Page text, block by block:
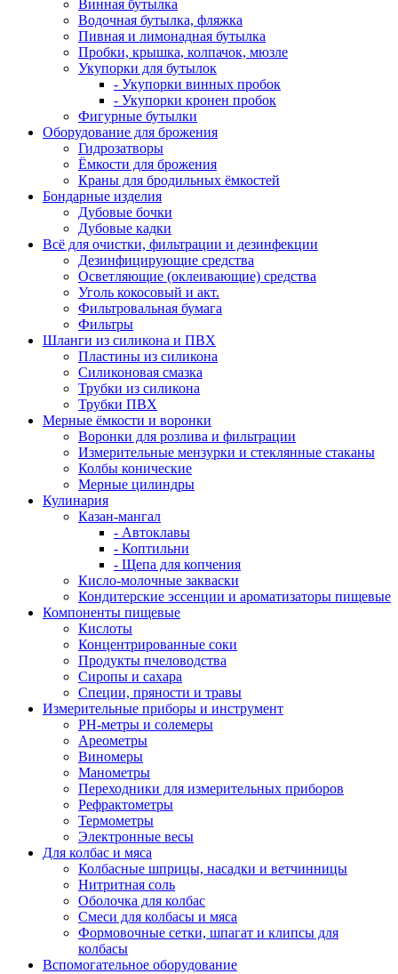
Винная бутылка
Водочная бутылка, фляжка
Пивная и лимонадная бутылка
Пробки, крышка, колпачок, мюзле
Укупорки для бутылок
- Укупорки винных пробок
- Укупорки кронен пробок
Фигурные бутылки
Оборудование для брожения
Гидрозатворы
Ёмкости для брожения
Краны для бродильных ёмкостей
Бондарные изделия
Дубовые бочки
Дубовые кадки
Всё для очистки, фильтрации и дезинфекции
Дезинфицирующие средства
Осветляющие (оклеивающие) средства
Уголь кокосовый и акт.
Фильтровальная бумага
Фильтры
Шланги из силикона и ПВХ
Пластины из силикона
Силиконовая смазка
Трубки из силикона
Трубки ПВХ
Мерные ёмкости и воронки
Воронки для розлива и фильтрации
Измерительные мензурки и стеклянные стаканы
Колбы конические
Мерные цилиндры
Кулинария
Казан-мангал
- Автоклавы
- Коптильни
- Щепа для копчения
Кисло-молочные закваски
Кондитерские эссенции и ароматизаторы пищевые
Компоненты пищевые
Кислоты
Концентрированные соки
Продукты пчеловодства
Сиропы и сахара
Специи, пряности и травы
Измерительные приборы и инструмент
PH-метры и солемеры
Ареометры
Виномеры
Манометры
Переходники для измерительных приборов
Рефрактометры
Термометры
Электронные весы
Для колбас и мяса
Колбасные шприцы, насадки и ветчинницы
Нитритная соль
Оболочка для колбас
Смеси для колбасы и мяса
Формовочные сетки, шпагат и клипсы для
колбасы
Вспомогательное оборудование